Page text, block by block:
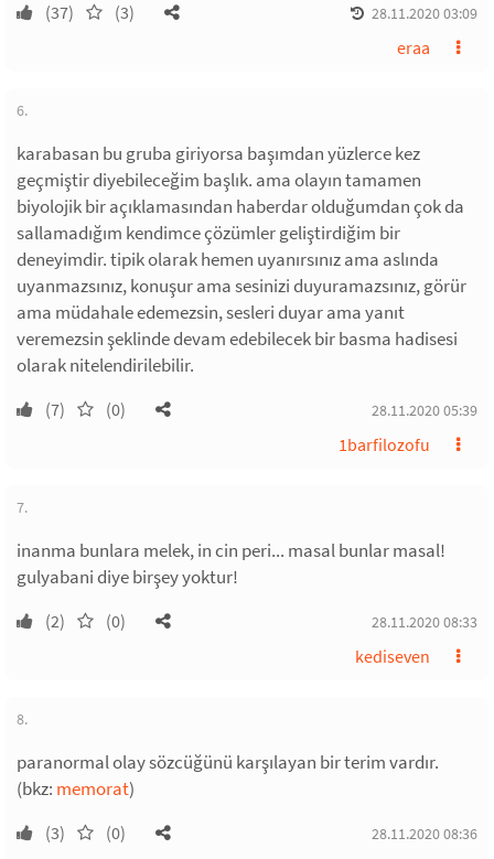
(37) (3) 28.11.2020 03:09
eraa
6.
karabasan bu gruba giriyorsa başımdan yüzlerce kez
geçmiştir diyebileceğim başlık. ama olayın tamamen
biyolojik bir açıklamasından haberdar olduğumdan çok da
sallamadığım kendimce çözümler geliştirdiğim bir
deneyimdir. tipik olarak hemen uyanırsınız ama aslında
uyanmazsınız, konuşur ama sesinizi duyuramazsınız, görür
ama müdahale edemezsin, sesleri duyar ama yanıt
veremezsin şeklinde devam edebilecek bir basma hadisesi
olarak nitelendirilebilir.
(7) (0) 28.11.2020 05:39
1barfilozofu
7.
inanma bunlara melek, in cin peri... masal bunlar masal!
gulyabani diye birşey yoktur!
(2) (0) 28.11.2020 08:33
kediseven
8.
paranormal olay sözcüğünü karşılayan bir terim vardır.
(bkz: memorat)
(3) (0) 28.11.2020 08:36